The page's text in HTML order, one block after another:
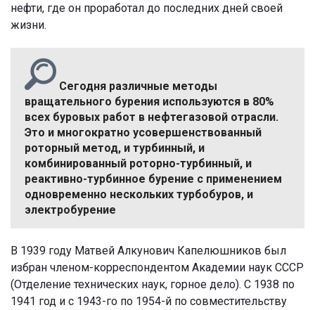
нефти, где он проработал до последних дней своей
жизни.
Сегодня различные методы
вращательного бурения используются в 80%
всех буровых работ в нефтегазовой отрасли.
Это и многократно усовершенствованный
роторный метод, и турбинный, и
комбинированный роторно-турбинный, и
реактивно-турбинное бурение с применением
одновременно нескольких турбобуров, и
электробурение
В 1939 году Матвей Алкунович Капелюшников был
избран членом-корреспондентом Академии наук СССР
(Отделение технических наук, горное дело). С 1938 по
1941 год и с 1943-го по 1954-й по совместительству